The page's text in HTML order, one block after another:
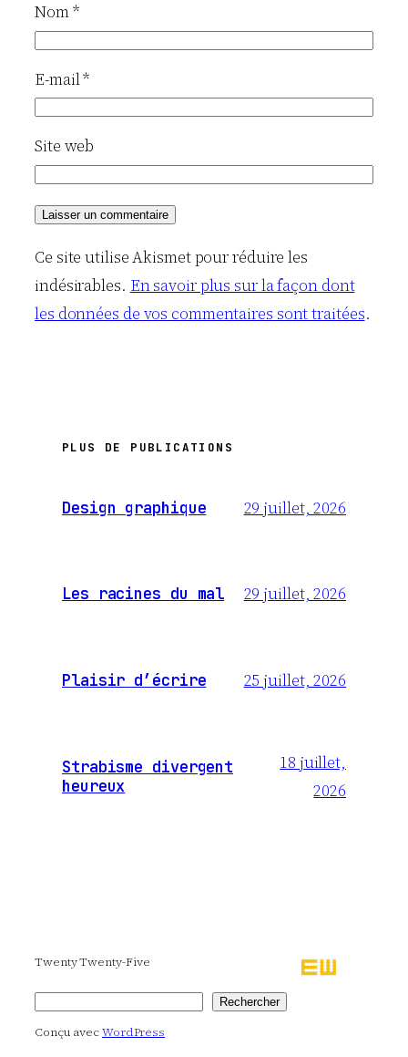
Nom*
E-mail*
Site web
Ce site utilise Akismet pour réduire les
indésirables. En savoir plus sur la façon dont
les données de vos commentaires sont traitées.
PLUS DE PUBLICATIONS
Design graphique 29 juillet, 2026
Les racines du mal 29 juillet, 2026
Plaisir d’écrire 25 juillet, 2026
Strabisme divergent
heureux
18 juillet,
2026
Twenty Twenty-Five
Rechercher
Conçu avecWordPress